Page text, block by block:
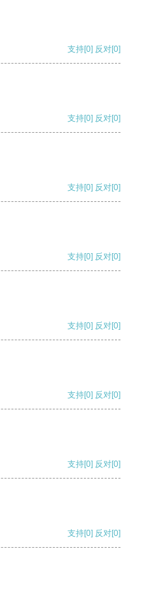
支持[0] 反对[0]
支持[0] 反对[0]
支持[0] 反对[0]
支持[0] 反对[0]
支持[0] 反对[0]
支持[0] 反对[0]
支持[0] 反对[0]
支持[0] 反对[0]